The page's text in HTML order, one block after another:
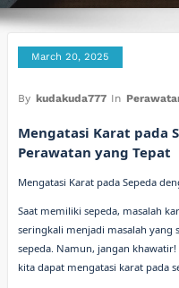
March 20, 2025
By kudakuda777 In
Mengatasi Karat pada
Perawatan yang Tepat
Mengatasi Karat pada Sepeda
Saat memiliki sepeda, masalah
seringkali menjadi masalah
sepeda. Namun, jangan
kita dapat mengatasi karat pada